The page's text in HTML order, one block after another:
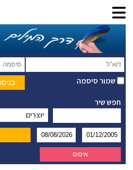
שמור סיסמה
חפש שיר
יוצרים